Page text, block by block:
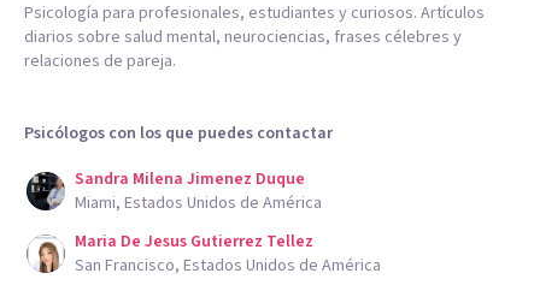
Psicología para profesionales, estudiantes y curiosos. Artículos
diarios sobre salud mental, neurociencias, frases célebres y
relaciones de pareja.
Psicólogos con los que puedes contactar
Sandra Milena Jimenez Duque
Miami, Estados Unidos de América
Maria De Jesus Gutierrez Tellez
San Francisco, Estados Unidos de América